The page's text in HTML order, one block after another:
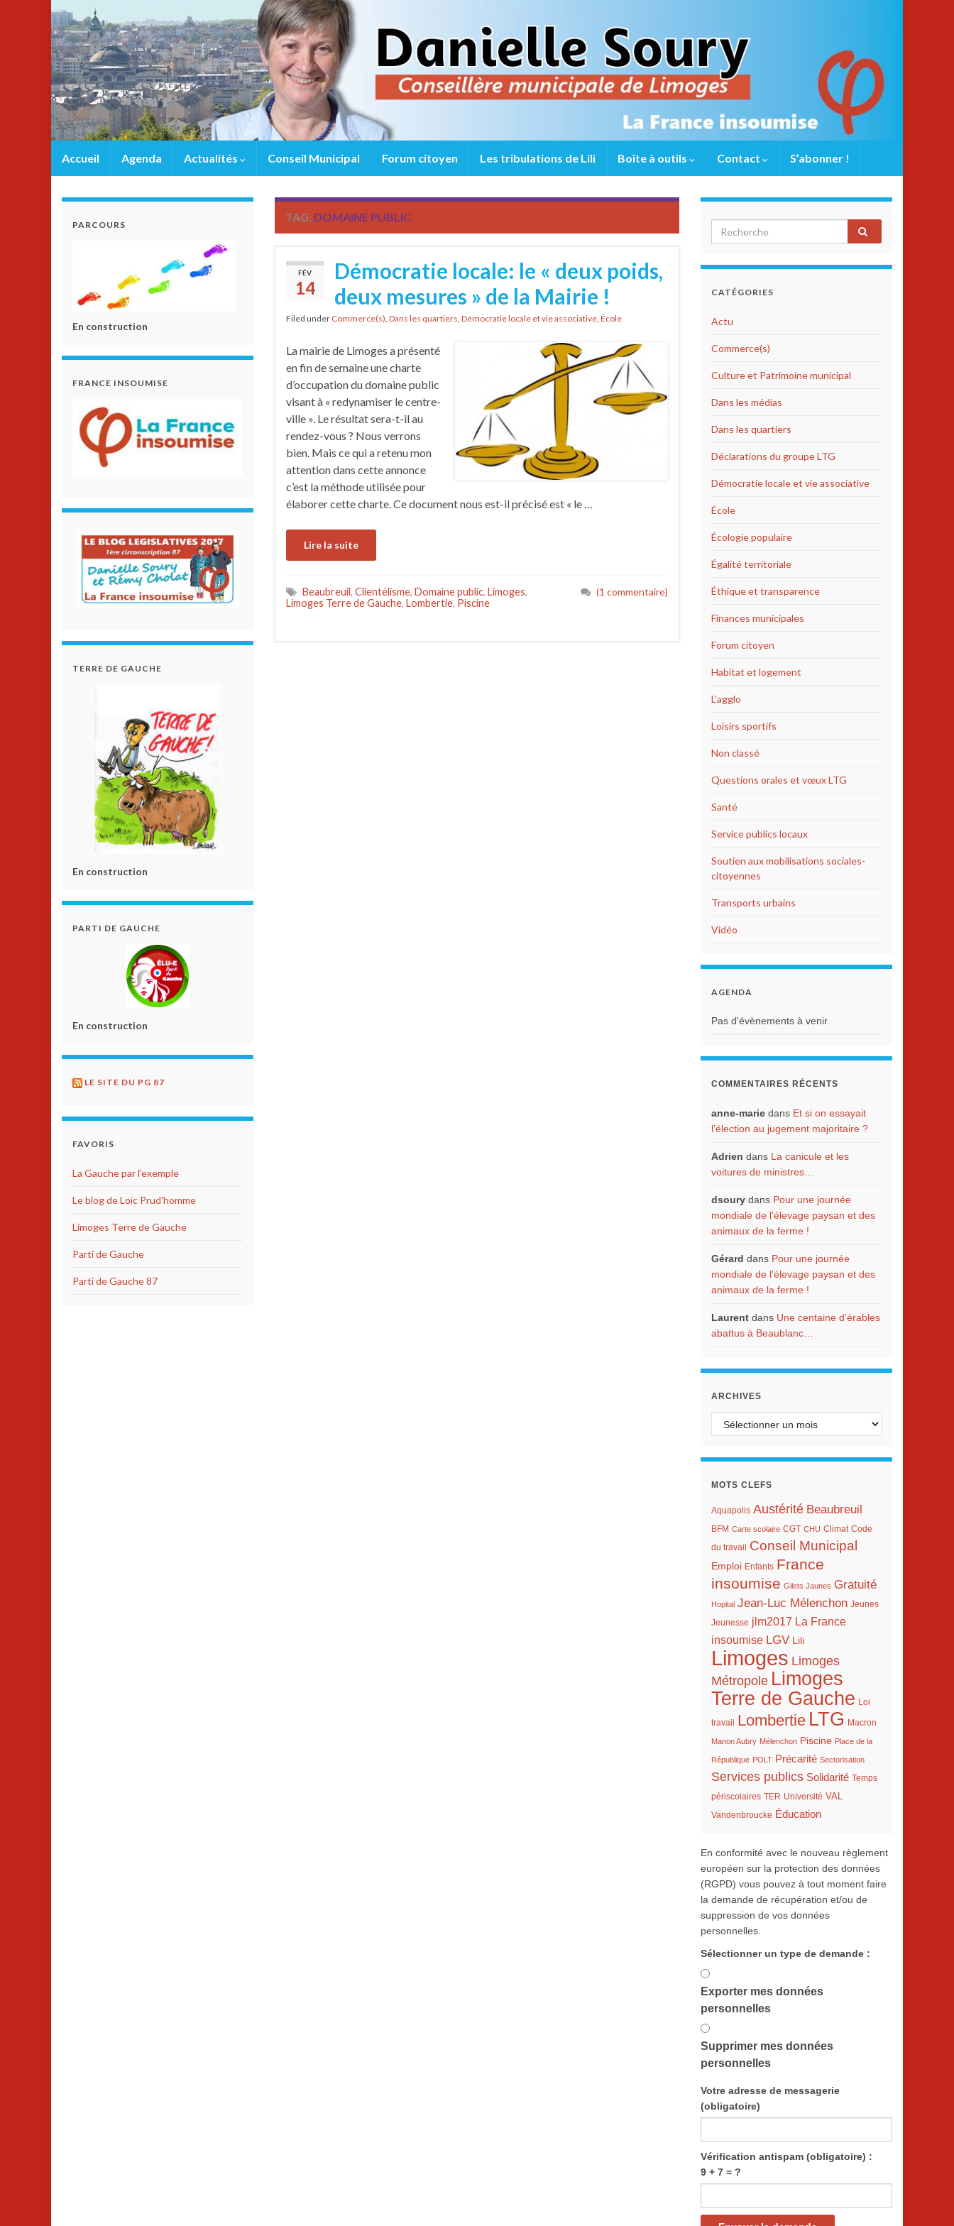
Accueil Agenda Actualités Conseil Municipal Forum citoyen Les tribulations de Lili Boîte à outils Contact S’abonner !
TAG: DOMAINE PUBLIC
FÉV
14
Démocratie locale: le « deux poids,
deux mesures » de la Mairie !
Filed under Commerce(s), Dans les quartiers, Démocratie locale et vie associative, École
La mairie de Limoges a présenté
en fin de semaine une charte
d’occupation du domaine public
visant à « redynamiser le centre-
ville ». Le résultat sera-t-il au
rendez-vous ? Nous verrons
bien. Mais ce qui a retenu mon
attention dans cette annonce
c’est la méthode utilisée pour
élaborer cette charte. Ce document nous est-il précisé est « le …
Lire la suite
Beaubreuil, Clientélisme, Domaine public, Limoges,
Limoges Terre de Gauche, Lombertie, Piscine
(1 commentaire)
PARCOURS
En construction
FRANCE INSOUMISE
TERRE DE GAUCHE
En construction
PARTI DE GAUCHE
En construction
LE SITE DU PG 87
FAVORIS
La Gauche par l'exemple
Le blog de Loïc Prud'homme
Limoges Terre de Gauche
Parti de Gauche
Parti de Gauche 87
CATÉGORIES
Actu
Commerce(s)
Culture et Patrimoine municipal
Dans les médias
Dans les quartiers
Déclarations du groupe LTG
Démocratie locale et vie associative
École
Écologie populaire
Égalité territoriale
Éthique et transparence
Finances municipales
Forum citoyen
Habitat et logement
L'agglo
Loisirs sportifs
Non classé
Questions orales et vœux LTG
Santé
Service publics locaux
Soutien aux mobilisations sociales-
citoyennes
Transports urbains
Vidéo
AGENDA
Pas d'évènements à venir
COMMENTAIRES RÉCENTS
anne-marie dans Et si on essayait
l’élection au jugement majoritaire ?
Adrien dans La canicule et les
voitures de ministres…
dsoury dans Pour une journée
mondiale de l’élevage paysan et des
animaux de la ferme !
Gérard dans Pour une journée
mondiale de l’élevage paysan et des
animaux de la ferme !
Laurent dans Une centaine d’érables
abattus à Beaublanc…
ARCHIVES
Archives
MOTS CLEFS
Aquapolis Austérité Beaubreuil
BFM Carte scolaire CGT CHU Climat Code
du travail Conseil Municipal
Emploi Enfants France
insoumise Gilets Jaunes Gratuité
Hopital Jean-Luc Mélenchon Jeunes
Jeunesse jlm2017 La France
insoumise LGV Lili
Limoges Limoges
Métropole Limoges
Terre de Gauche
Loi
travail Lombertie LTG Macron
Manon Aubry Mélenchon Piscine Place de la
République POLT Précarité Sectorisation
Services publics Solidarité Temps
périscolaires TER Université VAL
Vandenbroucke Éducation
En conformité avec le nouveau règlement
européen sur la protection des données
(RGPD) vous pouvez à tout moment faire
la demande de récupération et/ou de
suppression de vos données
personnelles.
Sélectionner un type de demande :
Exporter mes données
personnelles
Supprimer mes données
personnelles
Votre adresse de messagerie
(obligatoire)
Vérification antispam (obligatoire) :
9 + 7 = ?